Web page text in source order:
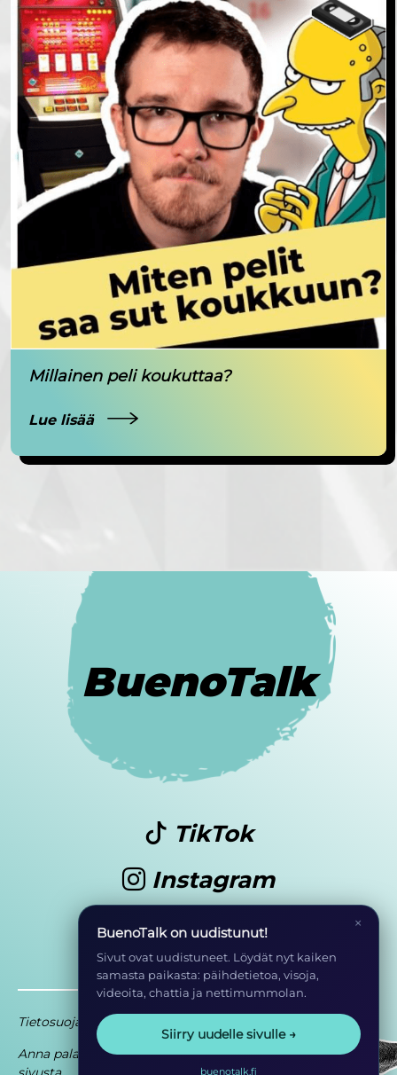
Millainen peli koukuttaa?
Lue lisää
BuenoTalk
TikTok
Instagram
Youtube
Tietosuoja
Anna palautetta
Osa EHYT ry:n
×
BuenoTalk on uudistunut!
Sivut ovat uudistuneet. Löydät nyt kaiken
samasta paikasta: päihdetietoa, visoja,
videoita, chattia ja nettimummolan.
Siirry uudelle sivulle →
buenotalk.fi